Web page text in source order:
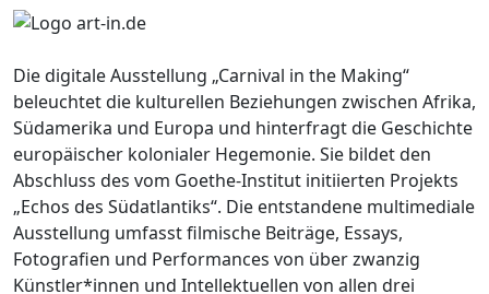
Die digitale Ausstellung „Carnival in the Making“
beleuchtet die kulturellen Beziehungen zwischen Afrika,
Südamerika und Europa und hinterfragt die Geschichte
europäischer kolonialer Hegemonie. Sie bildet den
Abschluss des vom Goethe-Institut initiierten Projekts
„Echos des Südatlantiks“. Die entstandene multimediale
Ausstellung umfasst filmische Beiträge, Essays,
Fotografien und Performances von über zwanzig
Künstler*innen und Intellektuellen von allen drei